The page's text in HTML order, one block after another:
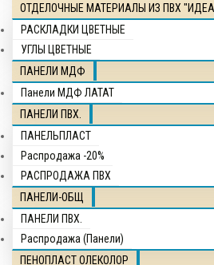
ОТДЕЛОЧНЫЕ МАТЕРИАЛЫ ИЗ ПВХ
РАСКЛАДКИ ЦВЕТНЫЕ
УГЛЫ ЦВЕТНЫЕ
ПАНЕЛИ МДФ
Панели МДФ ЛАТАТ
ПАНЕЛИ ПВХ.
ПАНЕЛЬПЛАСТ
Распродажа -20%
РАСПРОДАЖА ПВХ
ПАНЕЛИ-ОБЩ
ПАНЕЛИ ПВХ.
Распродажа (Панели)
ПЕНОПЛАСТ ОЛЕКОЛОР